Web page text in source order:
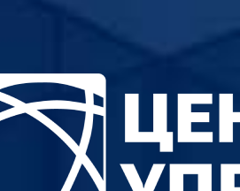
поткастот Rishatzi